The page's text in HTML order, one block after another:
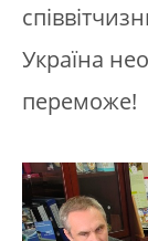
Україна
переможе!